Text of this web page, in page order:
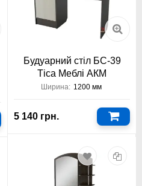
Будуарний стіл БС-39
Тіса Меблі АКМ
Ширина: 1200 мм
5 140 грн.